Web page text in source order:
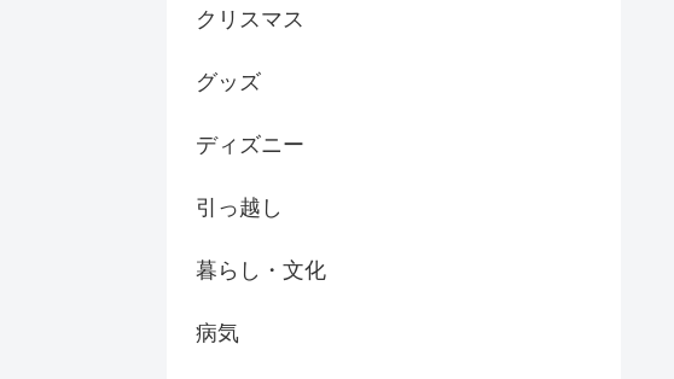
クリスマス
グッズ
ディズニー
引っ越し
暮らし・文化
病気